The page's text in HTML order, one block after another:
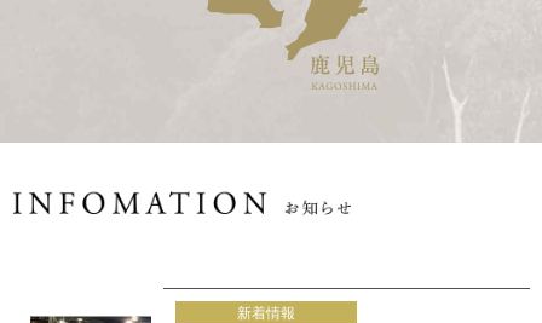
新着情報